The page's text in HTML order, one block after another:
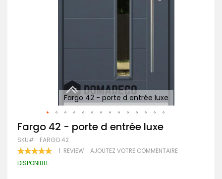
Fargo 42 - porte d entrée luxe
Passer
au
début
de
Galerie
Fargo 42 - porte d entrée luxe
SKU FARGO 42
RATING: 1 REVIEW AJOUTEZ VOTRE COMMENTAIRE
DISPONIBLE